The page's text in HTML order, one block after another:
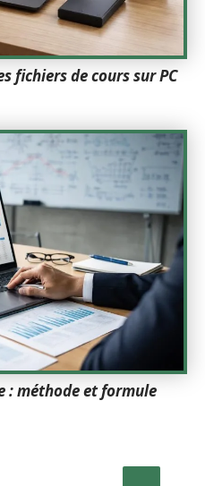
fichiers de cours sur PC
: méthode et formule